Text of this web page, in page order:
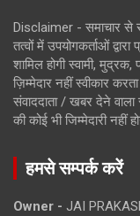
Disclaimer - समाचार से
तत्वों में उपयोगकर्ताओं
शामिल होगी स्वामी,
ज़िम्मेदार नहीं स्वीकार
संवाददाता / खबर देने वाला
की कोई भी जिम्मेदारी नहीं
हमसे सम्पर्क करें
Owner - JAI